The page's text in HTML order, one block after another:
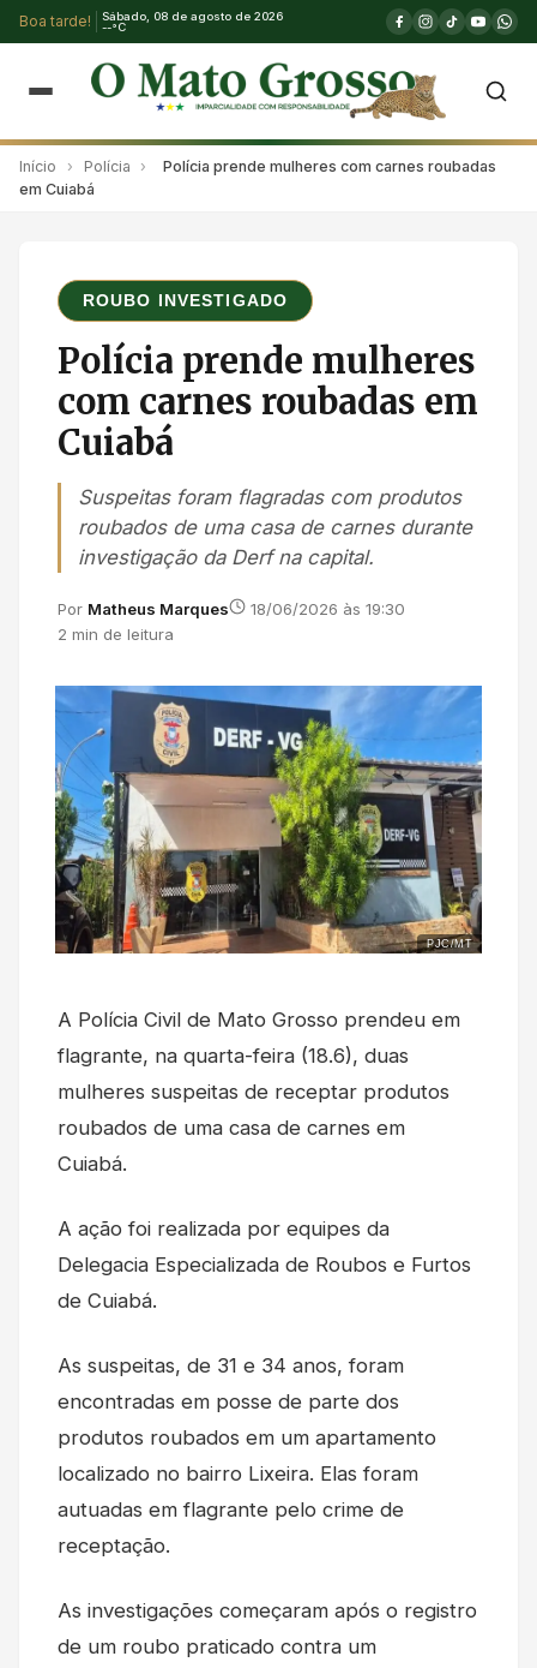
Boa tarde!
Sábado, 08 de agosto de 2026
--°C
Início › Polícia ›
Polícia prende mulheres com carnes roubadas
em Cuiabá
ROUBO INVESTIGADO
Polícia prende mulheres
com carnes roubadas em
Cuiabá
Suspeitas foram flagradas com produtos
roubados de uma casa de carnes durante
investigação da Derf na capital.
Por Matheus Marques
18/06/2026 às 19:30
2 min de leitura
PJC/MT
A Polícia Civil de Mato Grosso prendeu em
flagrante, na quarta-feira (18.6), duas
mulheres suspeitas de receptar produtos
roubados de uma casa de carnes em
Cuiabá.
A ação foi realizada por equipes da
Delegacia Especializada de Roubos e Furtos
de Cuiabá.
As suspeitas, de 31 e 34 anos, foram
encontradas em posse de parte dos
produtos roubados em um apartamento
localizado no bairro Lixeira. Elas foram
autuadas em flagrante pelo crime de
receptação.
As investigações começaram após o registro
de um roubo praticado contra um